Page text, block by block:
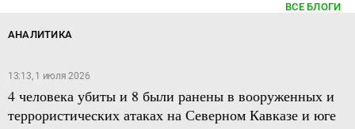
ВСЕ БЛОГИ
АНАЛИТИКА
13:13, 1 июля 2026
4 человека убиты и 8 были ранены в вооруженных и
террористических атаках на Северном Кавказе и юге